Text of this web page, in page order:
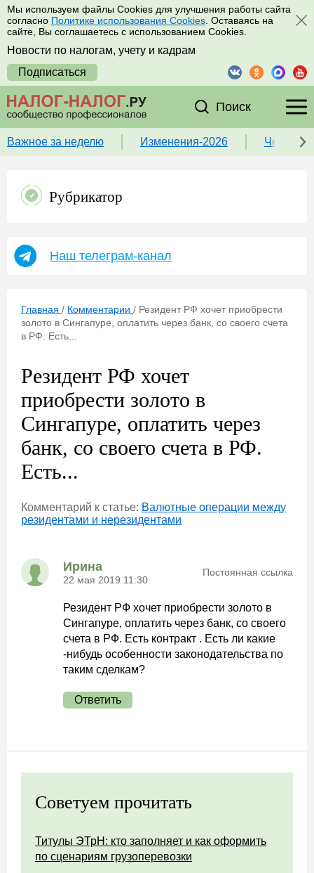
Мы используем файлы Cookies для улучшения работы сайта
согласно Политике использования Cookies . Оставаясь на
сайте, Вы соглашаетесь с использованием Cookies.
Новости по налогам, учету и кадрам
Подписаться
Поиск
Важное за неделю Изменения-2026 Чек-
Рубрикатор
Наш телеграм-канал
Главная / Комментарии / Резидент РФ хочет приобрести
золото в Сингапуре, оплатить через банк, со своего счета
в РФ. Есть...
Резидент РФ хочет
приобрести золото в
Сингапуре, оплатить через
банк, со своего счета в РФ.
Есть...
Комментарий к статье: Валютные операции между
резидентами и нерезидентами
Ирина
22 мая 2019 11:30
Постоянная ссылка
Резидент РФ хочет приобрести золото в
Сингапуре, оплатить через банк, со своего
счета в РФ. Есть контракт . Есть ли какие
-нибудь особенности законодательства по
таким сделкам?
Ответить
Советуем прочитать
Титулы ЭТрН: кто заполняет и как оформить
по сценариям грузоперевозки